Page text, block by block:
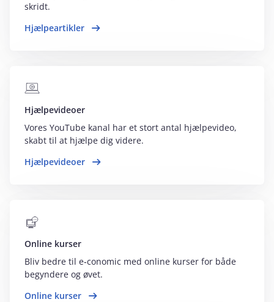
skridt.
Hjælpeartikler
Hjælpevideoer
Vores YouTube kanal har et stort antal hjælpevideo,
skabt til at hjælpe dig videre.
Hjælpevideoer
Online kurser
Bliv bedre til e‑conomic med online kurser for både
begyndere og øvet.
Online kurser